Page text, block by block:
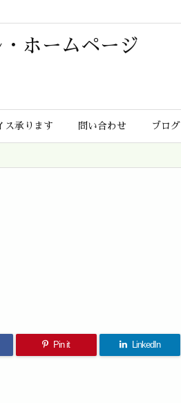
ホームページ
ス承ります 問い合わせ ブログ
Pin it LinkedIn